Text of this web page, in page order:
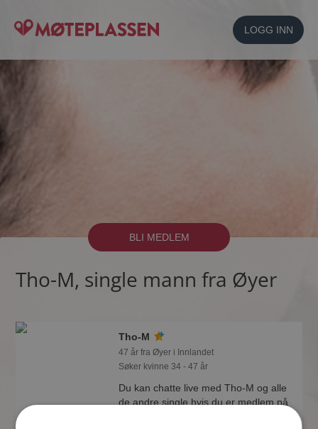
LOGG INN
BLI MEDLEM
Tho-M, single mann fra Øyer
Tho-M
47 år fra Øyer i Innlandet
Søker kvinne 34 - 47 år
Du kan chatte live med Tho-M og alle
de andre single hvis du er medlem på